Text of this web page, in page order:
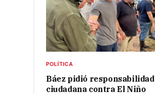
POLÍTICA
Báez pidió responsabilidad
ciudadana contra El Niño